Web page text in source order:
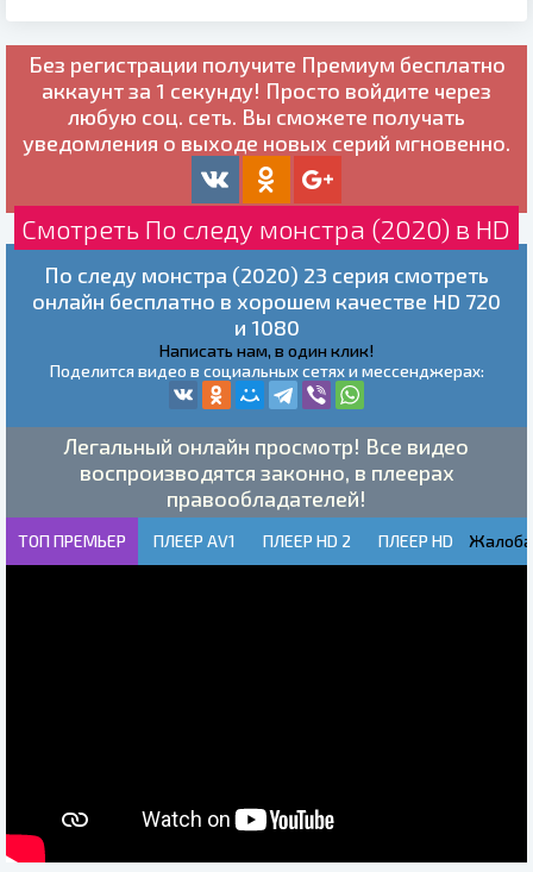
Без регистрации получите Премиум бесплатно
аккаунт за 1 секунду! Просто войдите через
любую соц. сеть. Вы сможете получать
уведомления о выходе новых серий мгновенно.
Смотреть По следу монстра (2020) в HD
По следу монстра (2020) 23 серия смотреть
онлайн бесплатно в хорошем качестве HD 720
и 1080
Написать нам, в один клик!
Поделится видео в социальных сетях и мессенджерах:
Легальный онлайн просмотр! Все видео
воспроизводятся законно, в плеерах
правообладателей!
ТОП ПРЕМЬЕР ПЛЕЕР AV1 ПЛЕЕР HD 2 ПЛЕЕР HD